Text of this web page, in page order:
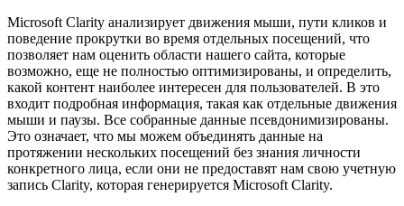
Microsoft Clarity анализирует движения мыши, пути кликов и
поведение прокрутки во время отдельных посещений, что
позволяет нам оценить области нашего сайта, которые
возможно, еще не полностью оптимизированы, и определить,
какой контент наиболее интересен для пользователей. В это
входит подробная информация, такая как отдельные движения
мыши и паузы. Все собранные данные псевдонимизированы.
Это означает, что мы можем объединять данные на
протяжении нескольких посещений без знания личности
конкретного лица, если они не предоставят нам свою учетную
запись Clarity, которая генерируется Microsoft Clarity.